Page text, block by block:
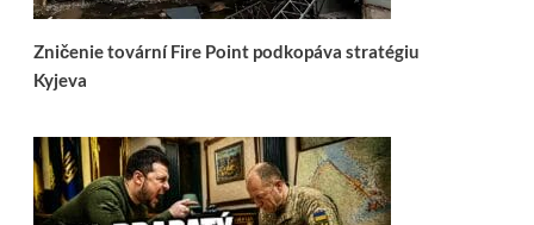
Zničenie tovární Fire Point podkopáva stratégiu
Kyjeva